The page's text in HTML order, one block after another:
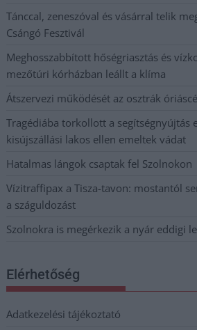
Tánccal, zeneszóval és vásárral telik
Csángó Fesztivál
Meghosszabbított hőségriasztás és
mezőtúri kórházban leállt a klíma
Átszervezi működését az osztrák
Tragédiába torkollott a segítségnyújtás
kisújszállási lakos ellen emeltek vádat
Hatalmas lángok csaptak fel Szolnokon
Vízitraffipax a Tisza-tavon: mostantól
a száguldozást
Szolnokra is megérkezik a nyár eddigi
Elérhetőség
Adatkezelési tájékoztató